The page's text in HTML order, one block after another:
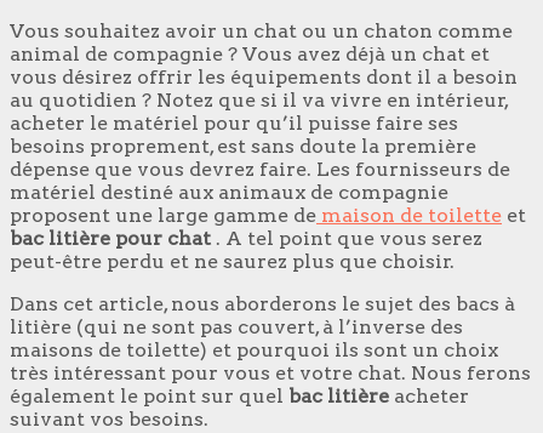
Vous souhaitez avoir un chat ou un chaton comme
animal de compagnie ? Vous avez déjà un chat et
vous désirez offrir les équipements dont il a besoin
au quotidien ? Notez que si il va vivre en intérieur,
acheter le matériel pour qu’il puisse faire ses
besoins proprement, est sans doute la première
dépense que vous devrez faire. Les fournisseurs de
matériel destiné aux animaux de compagnie
proposent une large gamme de maison de toilette et
bac litière pour chat . A tel point que vous serez
peut-être perdu et ne saurez plus que choisir.
Dans cet article, nous aborderons le sujet des bacs à
litière (qui ne sont pas couvert, à l’inverse des
maisons de toilette) et pourquoi ils sont un choix
très intéressant pour vous et votre chat. Nous ferons
également le point sur quel bac litière acheter
suivant vos besoins.